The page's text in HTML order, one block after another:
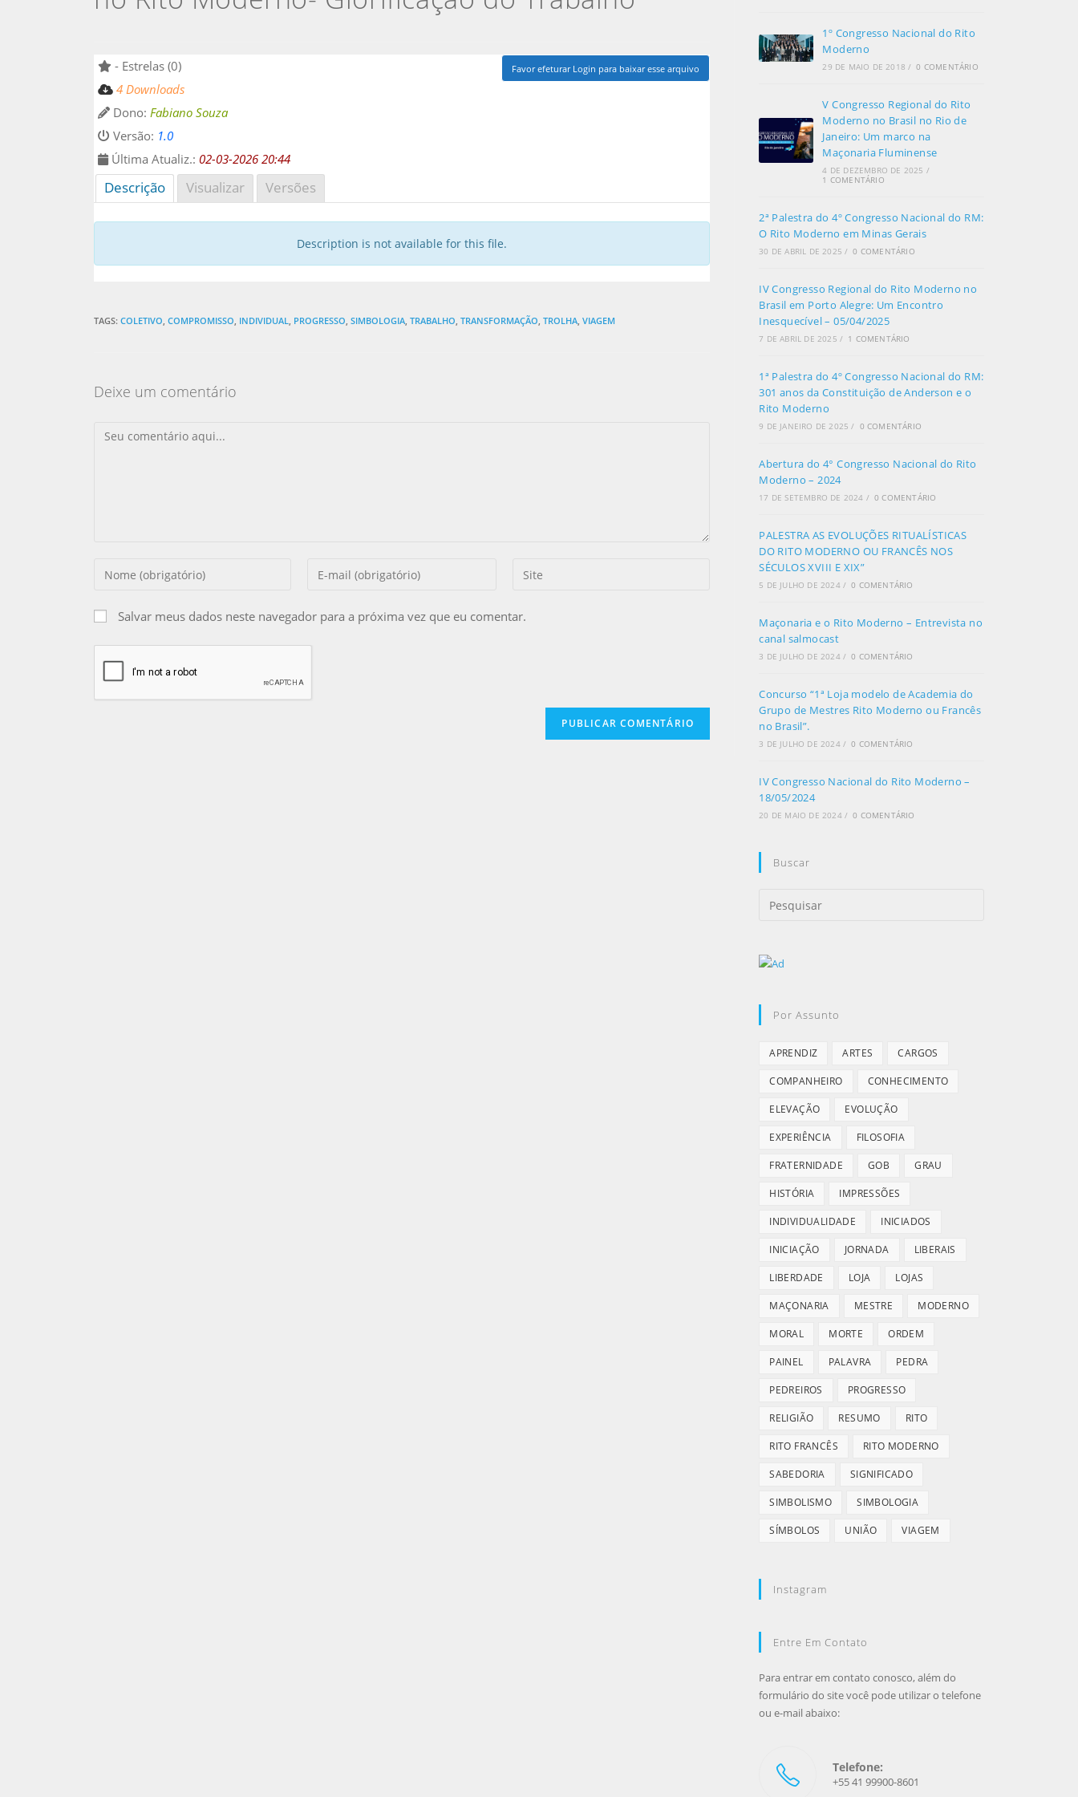
Favor efeturar Login para baixar esse arquivo
- Estrelas (0)
4 Downloads
Dono: Fabiano Souza
Versão: 1.0
Última Atualiz.: 02-03-2026 20:44
Descrição Visualizar Versões
Description is not available for this file.
TAGS: COLETIVO, COMPROMISSO, INDIVIDUAL, PROGRESSO, SIMBOLOGIA, TRABALHO, TRANSFORMAÇÃO, TROLHA, VIAGEM
Deixe um comentário
Salvar meus dados neste navegador para a próxima vez que eu comentar.
1º Congresso Nacional do Rito
Moderno
29 DE MAIO DE 2018 / 0 COMENTÁRIO
V Congresso Regional do Rito
Moderno no Brasil no Rio de
Janeiro: Um marco na
Maçonaria Fluminense
4 DE DEZEMBRO DE 2025 /
1 COMENTÁRIO
2ª Palestra do 4º Congresso Nacional do RM:
O Rito Moderno em Minas Gerais
30 DE ABRIL DE 2025 / 0 COMENTÁRIO
IV Congresso Regional do Rito Moderno no
Brasil em Porto Alegre: Um Encontro
Inesquecível – 05/04/2025
7 DE ABRIL DE 2025 / 1 COMENTÁRIO
1ª Palestra do 4º Congresso Nacional do RM:
301 anos da Constituição de Anderson e o
Rito Moderno
9 DE JANEIRO DE 2025 / 0 COMENTÁRIO
Abertura do 4° Congresso Nacional do Rito
Moderno – 2024
17 DE SETEMBRO DE 2024 / 0 COMENTÁRIO
PALESTRA AS EVOLUÇÕES RITUALÍSTICAS
DO RITO MODERNO OU FRANCÊS NOS
SÉCULOS XVIII E XIX”
5 DE JULHO DE 2024 / 0 COMENTÁRIO
Maçonaria e o Rito Moderno – Entrevista no
canal salmocast
3 DE JULHO DE 2024 / 0 COMENTÁRIO
Concurso “1ª Loja modelo de Academia do
Grupo de Mestres Rito Moderno ou Francês
no Brasil”.
3 DE JULHO DE 2024 / 0 COMENTÁRIO
IV Congresso Nacional do Rito Moderno –
18/05/2024
20 DE MAIO DE 2024 / 0 COMENTÁRIO
Buscar
Por Assunto
APRENDIZ ARTES CARGOS
COMPANHEIRO CONHECIMENTO
ELEVAÇÃO EVOLUÇÃO
EXPERIÊNCIA FILOSOFIA
FRATERNIDADE GOB GRAU
HISTÓRIA IMPRESSÕES
INDIVIDUALIDADE INICIADOS
INICIAÇÃO JORNADA LIBERAIS
LIBERDADE LOJA LOJAS
MAÇONARIA MESTRE MODERNO
MORAL MORTE ORDEM
PAINEL PALAVRA PEDRA
PEDREIROS PROGRESSO
RELIGIÃO RESUMO RITO
RITO FRANCÊS RITO MODERNO
SABEDORIA SIGNIFICADO
SIMBOLISMO SIMBOLOGIA
SÍMBOLOS UNIÃO VIAGEM
Instagram
Entre Em Contato
Para entrar em contato conosco, além do
formulário do site você pode utilizar o telefone
ou e-mail abaixo:
Telefone:
+55 41 99900-8601